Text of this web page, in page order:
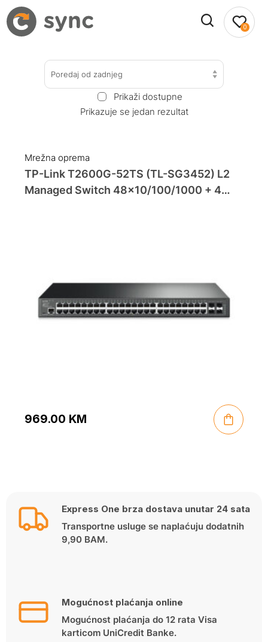
0
Poredaj od zadnjeg
Prikaži dostupne
Prikazuje se jedan rezultat
Mrežna oprema
TP-Link T2600G-52TS (TL-SG3452) L2
Managed Switch 48×10/100/1000 + 4
969.00 KM
Express One brza dostava unutar 24 sata
Transportne usluge se naplaćuju dodatnih
9,90 BAM.
Mogućnost plaćanja online
Mogućnost plaćanja do 12 rata Visa
karticom UniCredit Banke.